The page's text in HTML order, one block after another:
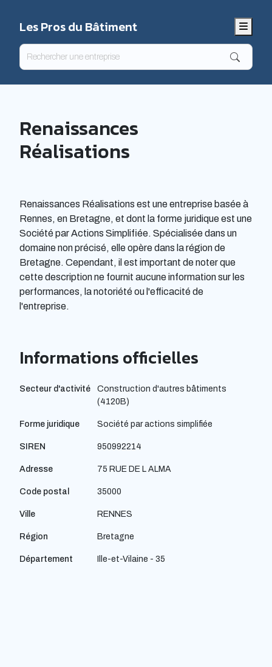
Les Pros du Bâtiment Menu
Renaissances
Réalisations
Renaissances Réalisations est une entreprise basée à
Rennes, en Bretagne, et dont la forme juridique est une
Société par Actions Simplifiée. Spécialisée dans un
domaine non précisé, elle opère dans la région de
Bretagne. Cependant, il est important de noter que
cette description ne fournit aucune information sur les
performances, la notoriété ou l'efficacité de
l'entreprise.
Informations officielles
Secteur d'activité
Construction d'autres bâtiments
(4120B)
Forme juridique Société par actions simplifiée
SIREN 950992214
Adresse 75 RUE DE L ALMA
Code postal 35000
Ville RENNES
Région Bretagne
Département Ille-et-Vilaine - 35